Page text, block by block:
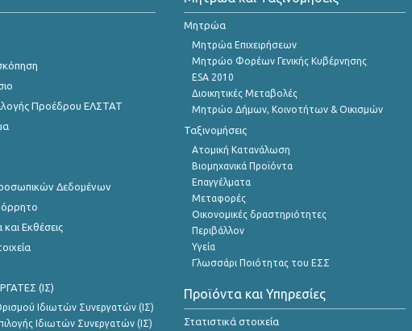
Προέδρου ΕΛΣΤΑΤ
Δεδομένων
Εκθέσεις
(ΙΣ)
Ιδιωτών Συνεργατών (ΙΣ)
Ιδιωτών Συνεργατών (ΙΣ)
Μητρώα
Μητρώα Επιχειρήσεων
Μητρώο Φορέων Γενικής Κυβέρνησης
ESA 2010
Διοικητικές Μεταβολές
Μητρώο Δήμων, Κοινοτήτων & Οικισμών
Ταξινομήσεις
Ατομική Κατανάλωση
Βιομηχανικά Προϊόντα
Επαγγέλματα
Μεταφορές
Οικονομικές δραστηριότητες
Περιβάλλον
Υγεία
Γλωσσάρι Ποιότητας του ΕΣΣ
Προϊόντα και Υπηρεσίες
Στατιστικά στοιχεία